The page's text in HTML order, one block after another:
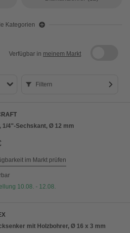
Kategorien
Verfügbar in meinem Markt
Filtern
1/4"-Sechskant, Ø 12 mm
im Markt prüfen
10.08. - 12.08.
mit Holzbohrer, Ø 16 x 3 mm